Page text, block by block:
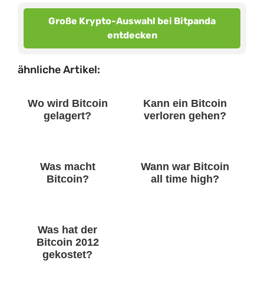
Große Krypto-Auswahl bei Bitpanda
entdecken
ähnliche Artikel:
Wo wird Bitcoin
gelagert?
Kann ein Bitcoin
verloren gehen?
Was macht
Bitcoin?
Wann war Bitcoin
all time high?
Was hat der
Bitcoin 2012
gekostet?